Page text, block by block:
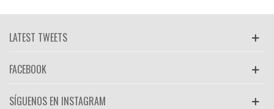
LATEST TWEETS
FACEBOOK
SÍGUENOS EN INSTAGRAM